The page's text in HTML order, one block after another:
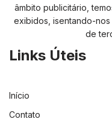
âmbito publicitário,
exibidos, isentando-
de
Links Úteis
Início
Contato